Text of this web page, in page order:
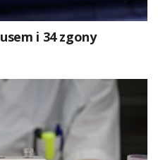
i 34 zgony